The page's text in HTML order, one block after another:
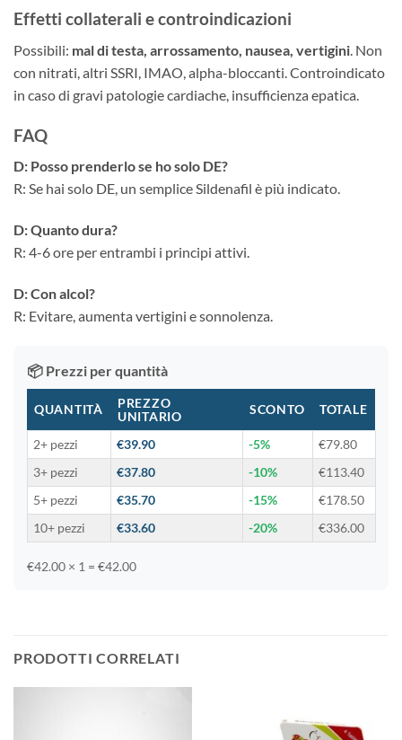
Effetti collaterali e controindicazioni
Possibili: mal di testa, arrossamento, nausea, vertigini. Non
con nitrati, altri SSRI, IMAO, alpha-bloccanti. Controindicato
in caso di gravi patologie cardiache, insufficienza epatica.
FAQ
D: Posso prenderlo se ho solo DE?
R: Se hai solo DE, un semplice Sildenafil è più indicato.
D: Quanto dura?
R: 4-6 ore per entrambi i principi attivi.
D: Con alcol?
R: Evitare, aumenta vertigini e sonnolenza.
📦 Prezzi per quantità
QUANTITÀ
PREZZO
UNITARIO
SCONTO TOTALE
2+ pezzi €39.90 -5%
€79.80
3+ pezzi
€37.80 -10%
€113.40
5+ pezzi
€35.70 -15%
€178.50
10+ pezzi
€33.60 -20% €336.00
€42.00 × 1 = €42.00
PRODOTTI CORRELATI